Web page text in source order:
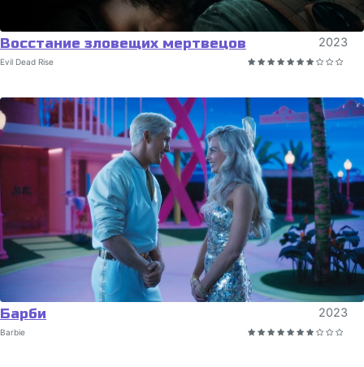
Восстание зловещих мертвецов 2023
Evil Dead Rise
Барби 2023
Barbie